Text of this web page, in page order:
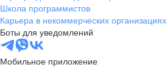
Школа программистов
Карьера в некоммерческих организациях
Боты для уведомлений
Мобильное приложение